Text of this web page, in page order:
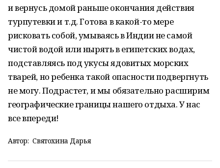
и вернусь домой раньше окончания действия
турпутевки и т.д. Готова в какой-то мере
рисковать собой, умываясь в Индии не самой
чистой водой или нырять в египетских водах,
подставляясь под укусы ядовитых морских
тварей, но ребенка такой опасности подвергнуть
не могу. Подрастет, и мы обязательно расширим
географические границы нашего отдыха. У нас
все впереди!
Автор: Святохина Дарья